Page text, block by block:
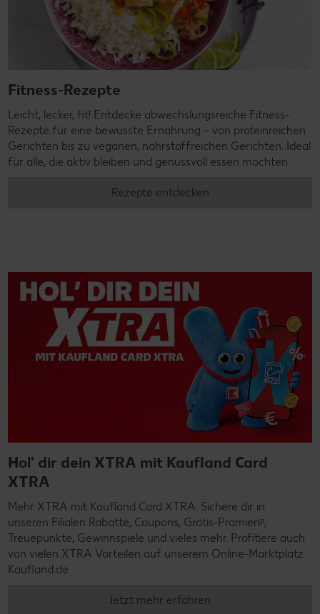
Fitness-Rezepte
Leicht, lecker, fit! Entdecke abwechslungsreiche Fitness-
Rezepte für eine bewusste Ernährung – von proteinreichen
Gerichten bis zu veganen, nährstoffreichen Gerichten. Ideal
für alle, die aktiv bleiben und genussvoll essen möchten.
Rezepte entdecken
Hol' dir dein XTRA mit Kaufland Card
XTRA
Mehr XTRA mit Kaufland Card XTRA: Sichere dir in
unseren Filialen Rabatte, Coupons, Gratis-Prämienᵖ,
Treuepunkte, Gewinnspiele und vieles mehr. Profitiere auch
von vielen XTRA Vorteilen auf unserem Online-Marktplatz
Kaufland.de
Jetzt mehr erfahren